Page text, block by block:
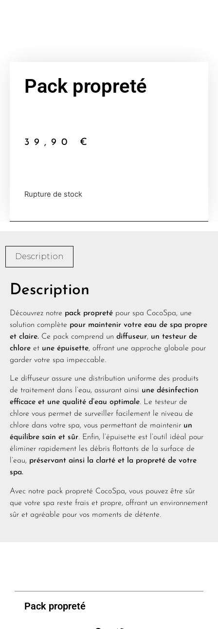
Pack propreté
39,90 €
Rupture de stock
Description
Description
Découvrez notre pack propreté pour spa CocoSpa, une
solution complète pour maintenir votre eau de spa propre
et claire. Ce pack comprend un diffuseur, un testeur de
chlore et une épuisette, offrant une approche globale pour
garder votre spa impeccable.
Le diffuseur assure une distribution uniforme des produits
de traitement dans l’eau, assurant ainsi une désinfection
efficace et une qualité d’eau optimale. Le testeur de
chlore vous permet de surveiller facilement le niveau de
chlore dans votre spa, vous permettant de maintenir un
équilibre sain et sûr. Enfin, l’épuisette est l’outil idéal pour
éliminer rapidement les débris flottants de la surface de
l’eau, préservant ainsi la clarté et la propreté de votre
spa.
Avec notre pack propreté CocoSpa, vous pouvez être sûr
que votre spa reste frais et propre, offrant un environnement
sûr et agréable pour vos moments de détente.
Pack propreté